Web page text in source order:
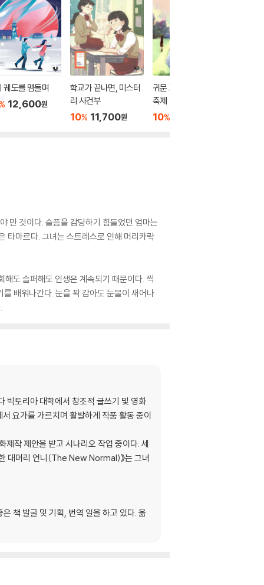
궤도를 맴돌며
12,600원
학교가 끝나면, 미스터
리 사건부
10% 11,700원
귀문 고등학교, 수상한
축제
10%
만 것이다. 슬픔을 감당하기 힘들었던 엄마는
타마르다. 그녀는 스트레스로 인해 머리카락
도 슬퍼해도 인생은 계속되기 때문이다. 씩
배워나간다. 눈을 꽉 감아도 눈물이 새어나
빅토리아 대학에서 창조적 글쓰기 및 영화
요가를 가르치며 활발하게 작품 활동 중이
작 제안을 받고 시나리오 작업 중이다. 세
대머리 언니(The New Normal)》는 그녀
책 발굴 및 기획, 번역 일을 하고 있다. 옮